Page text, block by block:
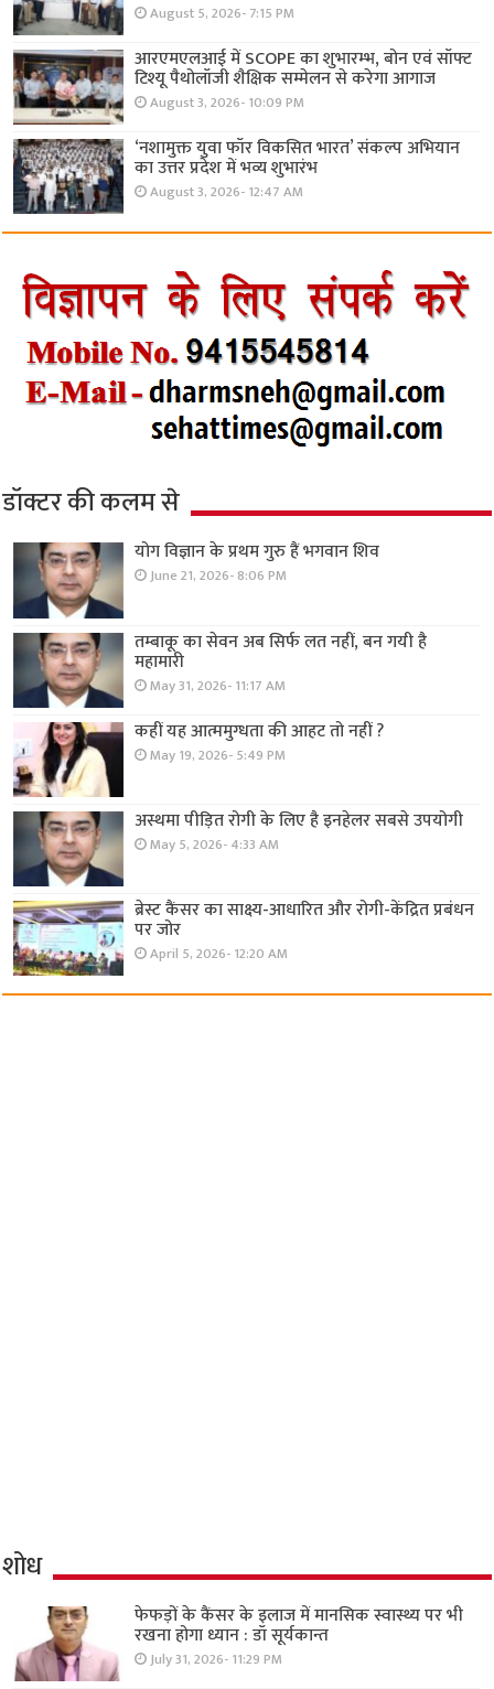
August 5, 2026- 7:15 PM
आरएमएलआई में SCOPE का शुभारम्भ, बोन एवं सॉफ्ट
टिश्यू पैथोलॉजी शैक्षिक सम्मेलन से करेगा आगाज
August 3, 2026- 10:09 PM
‘नशामुक्त युवा फॉर विकसित भारत’ संकल्प अभियान
का उत्तर प्रदेश में भव्य शुभारंभ
August 3, 2026- 12:47 AM
डॉक्टर की कलम से
योग विज्ञान के प्रथम गुरु हैं भगवान शिव
June 21, 2026- 8:06 PM
तम्बाकू का सेवन अब सिर्फ लत नहीं, बन गयी है
महामारी
May 31, 2026- 11:17 AM
कहीं यह आत्ममुग्धता की आहट तो नहीं ?
May 19, 2026- 5:49 PM
अस्थमा पीड़ित रोगी के लिए है इनहेलर सबसे उपयोगी
May 5, 2026- 4:33 AM
ब्रेस्ट कैंसर का साक्ष्य-आधारित और रोगी-केंद्रित प्रबंधन
पर जोर
April 5, 2026- 12:20 AM
शोध
फेफड़ों के कैंसर के इलाज में मानसिक स्वास्थ्य पर भी
रखना होगा ध्यान : डॉ सूर्यकान्त
July 31, 2026- 11:29 PM